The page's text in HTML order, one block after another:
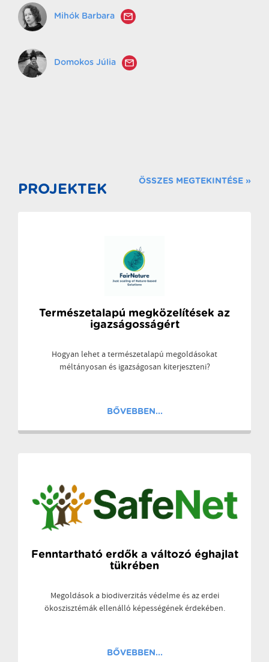
Mihók Barbara
Domokos Júlia
PROJEKTEK
ÖSSZES MEGTEKINTÉSE »
Természetalapú megközelítések az
igazságosságért
Hogyan lehet a természetalapú megoldásokat
méltányosan és igazságosan kiterjeszteni?
BŐVEBBEN...
Fenntartható erdők a változó éghajlat
tükrében
Megoldások a biodiverzitás védelme és az erdei
ökoszisztémák ellenálló képességének érdekében.
BŐVEBBEN...